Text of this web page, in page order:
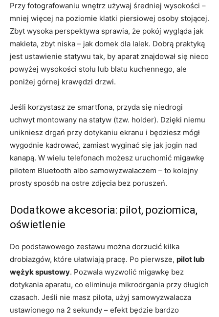
Przy fotografowaniu wnętrz używaj średniej wysokości –
mniej więcej na poziomie klatki piersiowej osoby stojącej.
Zbyt wysoka perspektywa sprawia, że pokój wygląda jak
makieta, zbyt niska – jak domek dla lalek. Dobrą praktyką
jest ustawienie statywu tak, by aparat znajdował się nieco
powyżej wysokości stołu lub blatu kuchennego, ale
poniżej górnej krawędzi drzwi.
Jeśli korzystasz ze smartfona, przyda się niedrogi
uchwyt montowany na statyw (tzw. holder). Dzięki niemu
unikniesz drgań przy dotykaniu ekranu i będziesz mógł
wygodnie kadrować, zamiast wyginać się jak jogin nad
kanapą. W wielu telefonach możesz uruchomić migawkę
pilotem Bluetooth albo samowyzwalaczem – to kolejny
prosty sposób na ostre zdjęcia bez poruszeń.
Dodatkowe akcesoria: pilot, poziomica,
oświetlenie
Do podstawowego zestawu można dorzucić kilka
drobiazgów, które ułatwiają pracę. Po pierwsze, pilot lub
wężyk spustowy. Pozwala wyzwolić migawkę bez
dotykania aparatu, co eliminuje mikrodrgania przy długich
czasach. Jeśli nie masz pilota, użyj samowyzwalacza
ustawionego na 2 sekundy – efekt będzie bardzo